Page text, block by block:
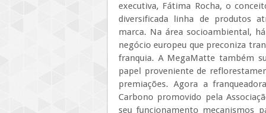
executiva, Fátima Rocha, o
diversificada linha de produtos
marca. Na área socioambiental,
negócio europeu que preconiza
franquia. A MegaMatte também
papel proveniente de
premiações. Agora a
Carbono promovido pela
seu funcionamento mecanismos